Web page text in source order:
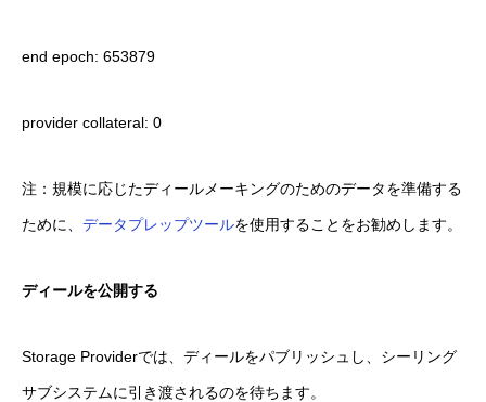
end epoch: 653879
provider collateral: 0
注：規模に応じたディールメーキングのためのデータを準備する
ために、 データプレップツールを使用することをお勧めします。
ディールを公開する
Storage Providerでは、ディールをパブリッシュし、シーリング
サブシステムに引き渡されるのを待ちます。